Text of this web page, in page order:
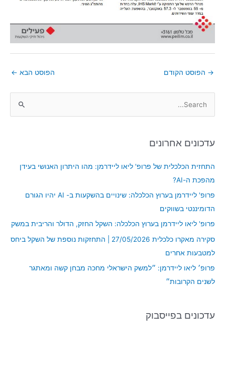
→ הפוסט הקודם הפוסט הבא ←
r
:
עדכונים אחרונים
התחזית הכלכלית של פרופ' ליאו ליידרמן: מהו היתרון האנושי בעידן
מהפכת ה-AI?
פרופ' ליידרמן בערוץ הכלכלה: שינויים בהשקעות ב- AI יהיו הגורם
הדומיננטי בשווקים
פרופ' ליאו ליידרמן בערוץ הכלכלה: השקל החזק, הדולר והריבית במשק
סקירה מאקרו כלכלית 27/05/2026 | התחזקות נוספת של השקל ביחס
למטבעות אחרים
פרופ׳ ליאו ליידרמן: ״למשק הישראלי מחכה מבחן קשה ומאתגר
לשנים הקרובות״
עדכונים בפייסבוק